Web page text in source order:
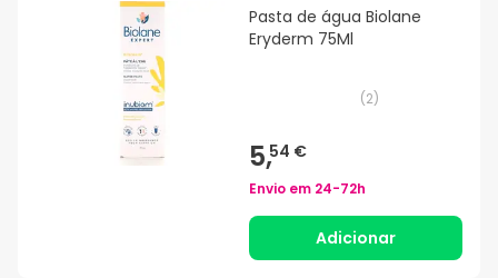
Pasta de água Biolane
Eryderm 75Ml
(2)
5,54 €
Envio em 24-72h
Adicionar